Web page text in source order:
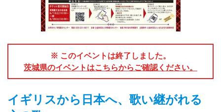
※ このイベントは終了しました。
茨城県のイベントはこちらからご確認ください。
イギリスから日本へ、歌い継がれる